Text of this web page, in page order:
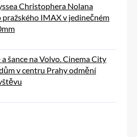
Christophera Nolana
pražského IMAX v jedinečném
šance na Volvo. Cinema City
v centru Prahy odmění